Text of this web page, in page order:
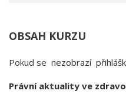
OBSAH KURZU
Pokud se nezobrazí
Právní aktuality ve